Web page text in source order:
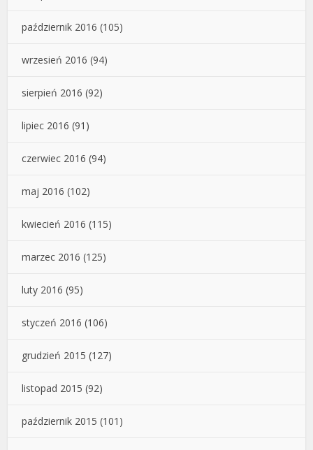
październik 2016 (105)
wrzesień 2016 (94)
sierpień 2016 (92)
lipiec 2016 (91)
czerwiec 2016 (94)
maj 2016 (102)
kwiecień 2016 (115)
marzec 2016 (125)
luty 2016 (95)
styczeń 2016 (106)
grudzień 2015 (127)
listopad 2015 (92)
październik 2015 (101)